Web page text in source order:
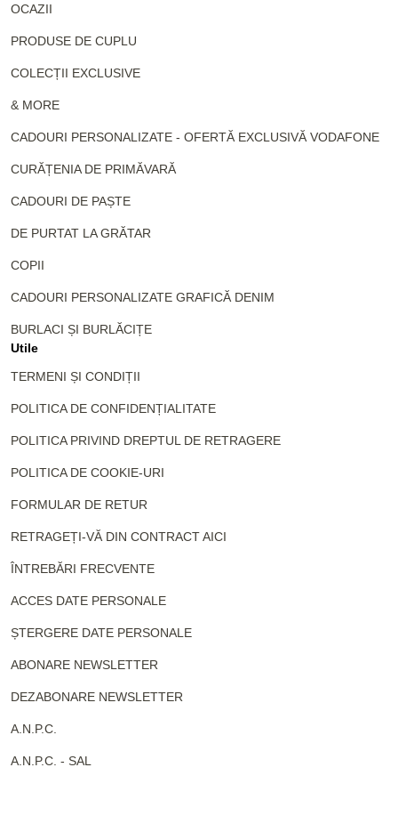
OCAZII
PRODUSE DE CUPLU
COLECȚII EXCLUSIVE
& MORE
CADOURI PERSONALIZATE - OFERTĂ EXCLUSIVĂ VODAFONE
CURĂȚENIA DE PRIMĂVARĂ
CADOURI DE PAȘTE
DE PURTAT LA GRĂTAR
COPII
CADOURI PERSONALIZATE GRAFICĂ DENIM
BURLACI ȘI BURLĂCIȚE
Utile
TERMENI ȘI CONDIȚII
POLITICA DE CONFIDENȚIALITATE
POLITICA PRIVIND DREPTUL DE RETRAGERE
POLITICA DE COOKIE-URI
FORMULAR DE RETUR
RETRAGEȚI-VĂ DIN CONTRACT AICI
ÎNTREBĂRI FRECVENTE
ACCES DATE PERSONALE
ȘTERGERE DATE PERSONALE
ABONARE NEWSLETTER
DEZABONARE NEWSLETTER
A.N.P.C.
A.N.P.C. - SAL